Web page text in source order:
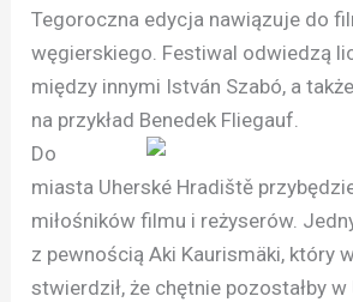
Tegoroczna edycja nawiązuje do
węgierskiego. Festiwal odwiedzą
między innymi István Szabó, a
na przykład Benedek Fliegauf.
Do
miasta Uherské Hradiště
miłośników filmu i reżyserów.
z pewnością Aki Kaurismäki, który
stwierdził, że chętnie pozostałby w